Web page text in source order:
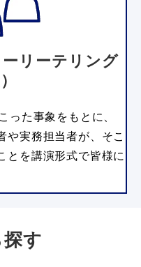
リーテリング
った事象をもとに、
や実務担当者が、そこ
とを講演形式で皆様に
す